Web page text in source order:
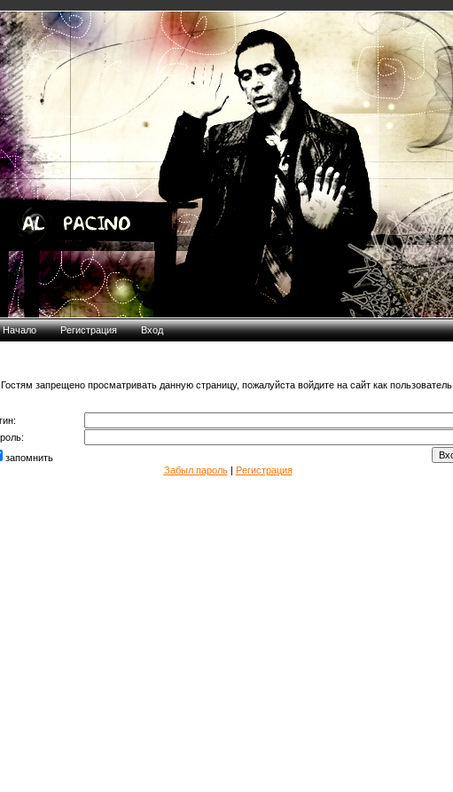
Начало Регистрация Вход
Гостям запрещено просматривать данную страницу, пожалуйста войдите на сайт как пользователь.
запомнить
Забыл пароль| Регистрация